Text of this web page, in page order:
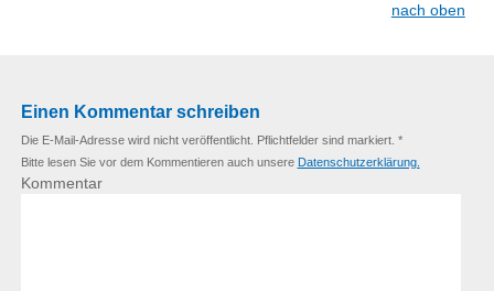
nach oben
Einen Kommentar schreiben
Die E-Mail-Adresse wird nicht veröffentlicht. Pflichtfelder sind markiert. *
Bitte lesen Sie vor dem Kommentieren auch unsere Datenschutzerklärung.
Kommentar